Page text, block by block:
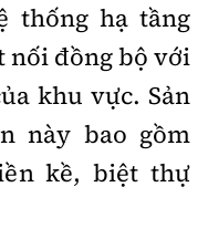
thống hạ tầng
nối đồng bộ với
khu vực. Sản
này bao gồm
kề, biệt thự